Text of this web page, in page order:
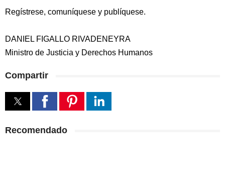
Regístrese, comuníquese y publíquese.
DANIEL FIGALLO RIVADENEYRA
Ministro de Justicia y Derechos Humanos
Compartir
Recomendado